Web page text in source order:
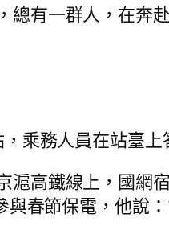
總有一群人，在奔
乘務人員在站臺上
滬高鐵線上，國網
與春節保電，他說